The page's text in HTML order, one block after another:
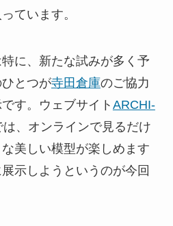
ています。
に、新たな試みが多く予
とつが寺田倉庫のご協力
す。ウェブサイト ARCHI-
は、オンラインで見るだけ
美しい模型が楽しめます
示しようというのが今回